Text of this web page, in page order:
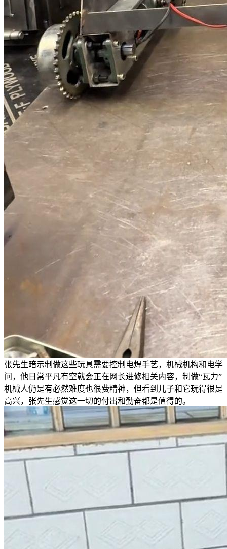
张先生暗示制做这些玩具需要控制电焊手艺，机械机构和电学
问，他日常平凡有空就会正在网长进修相关内容，制做“瓦力”
机械人仍是有必然难度也很费精神，但看到儿子和它玩得很是
高兴，张先生感觉这一切的付出和勤奋都是值得的。